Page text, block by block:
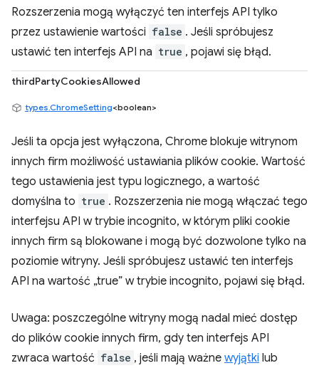
Rozszerzenia mogą wyłączyć ten interfejs API tylko
przez ustawienie wartości false . Jeśli spróbujesz
ustawić ten interfejs API na true , pojawi się błąd.
thirdPartyCookiesAllowed
types.ChromeSetting<boolean>
Jeśli ta opcja jest wyłączona, Chrome blokuje witrynom
innych firm możliwość ustawiania plików cookie. Wartość
tego ustawienia jest typu logicznego, a wartość
domyślna to true . Rozszerzenia nie mogą włączać tego
interfejsu API w trybie incognito, w którym pliki cookie
innych firm są blokowane i mogą być dozwolone tylko na
poziomie witryny. Jeśli spróbujesz ustawić ten interfejs
API na wartość „true” w trybie incognito, pojawi się błąd.
Uwaga: poszczególne witryny mogą nadal mieć dostęp
do plików cookie innych firm, gdy ten interfejs API
zwraca wartość false , jeśli mają ważne wyjątki lub